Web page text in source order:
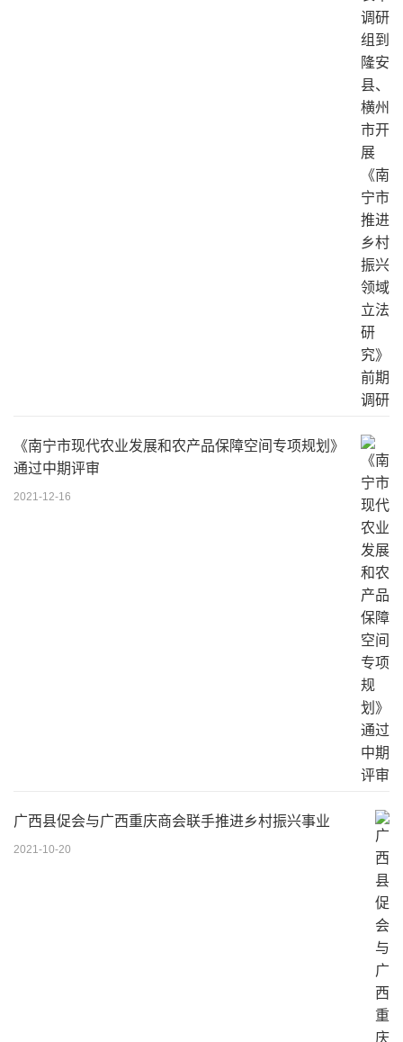
《南宁市现代农业发展和农产品保障空间专项规划》
通过中期评审
2021-12-16
广西县促会与广西重庆商会联手推进乡村振兴事业
2021-10-20